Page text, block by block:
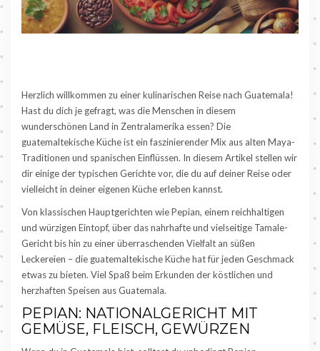
Herzlich willkommen zu einer kulinarischen Reise nach Guatemala!
Hast du dich je gefragt, was die Menschen in diesem
wunderschönen Land in Zentralamerika essen? Die
guatemaltekische Küche ist ein faszinierender Mix aus alten Maya-
Traditionen und spanischen Einflüssen. In diesem Artikel stellen wir
dir einige der typischen Gerichte vor, die du auf deiner Reise oder
vielleicht in deiner eigenen Küche erleben kannst.
Von klassischen Hauptgerichten wie Pepian, einem reichhaltigen
und würzigen Eintopf, über das nahrhafte und vielseitige Tamale-
Gericht bis hin zu einer überraschenden Vielfalt an süßen
Leckereien – die guatemaltekische Küche hat für jeden Geschmack
etwas zu bieten. Viel Spaß beim Erkunden der köstlichen und
herzhaften Speisen aus Guatemala.
PEPIAN: NATIONALGERICHT MIT
GEMÜSE, FLEISCH, GEWÜRZEN